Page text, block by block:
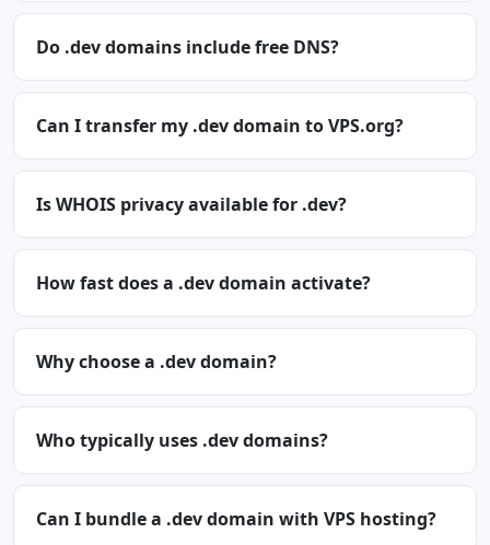
Do .dev domains include free DNS?
Can I transfer my .dev domain to VPS.org?
Is WHOIS privacy available for .dev?
How fast does a .dev domain activate?
Why choose a .dev domain?
Who typically uses .dev domains?
Can I bundle a .dev domain with VPS hosting?